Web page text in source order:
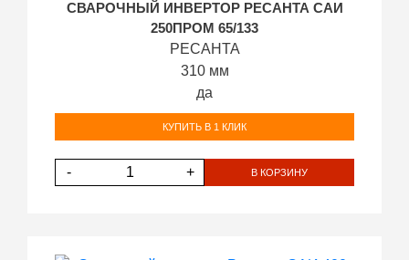
СВАРОЧНЫЙ ИНВЕРТОР РЕСАНТА САИ
250ПРОМ 65/133
РЕСАНТА
310 мм
да
КУПИТЬ В 1 КЛИК
- + В КОРЗИНУ